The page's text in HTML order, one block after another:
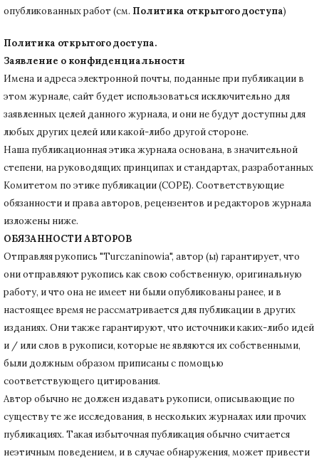
опубликованных работ (см. Политика открытого доступа)
Политика открытого доступа.
Заявление о конфиденциальности
Имена и адреса электронной почты, поданные при публикации в
этом журнале, сайт будет использоваться исключительно для
заявленных целей данного журнала, и они не будут доступны для
любых других целей или какой-либо другой стороне.
Наша публикационная этика журнала основана, в значительной
степени, на руководящих принципах и стандартах, разработанных
Комитетом по этике публикации (COPE). Соответствующие
обязанности и права авторов, рецензентов и редакторов журнала
изложены ниже.
ОБЯЗАННОСТИ АВТОРОВ
Отправляя рукопись "Turczaninowia", автор (ы) гарантирует, что
они отправляют рукопись как свою собственную, оригинальную
работу, и что она не имеет ни были опубликованы ранее, и в
настоящее время не рассматривается для публикации в других
изданиях. Они также гарантируют, что источники каких-либо идей
и / или слов в рукописи, которые не являются их собственными,
были должным образом приписаны с помощью
соответствующего цитирования.
Автор обычно не должен издавать рукописи, описывающие по
существу те же исследования, в нескольких журналах или прочих
публикациях. Такая избыточная публикация обычно считается
неэтичным поведением, и в случае обнаружения, может привести